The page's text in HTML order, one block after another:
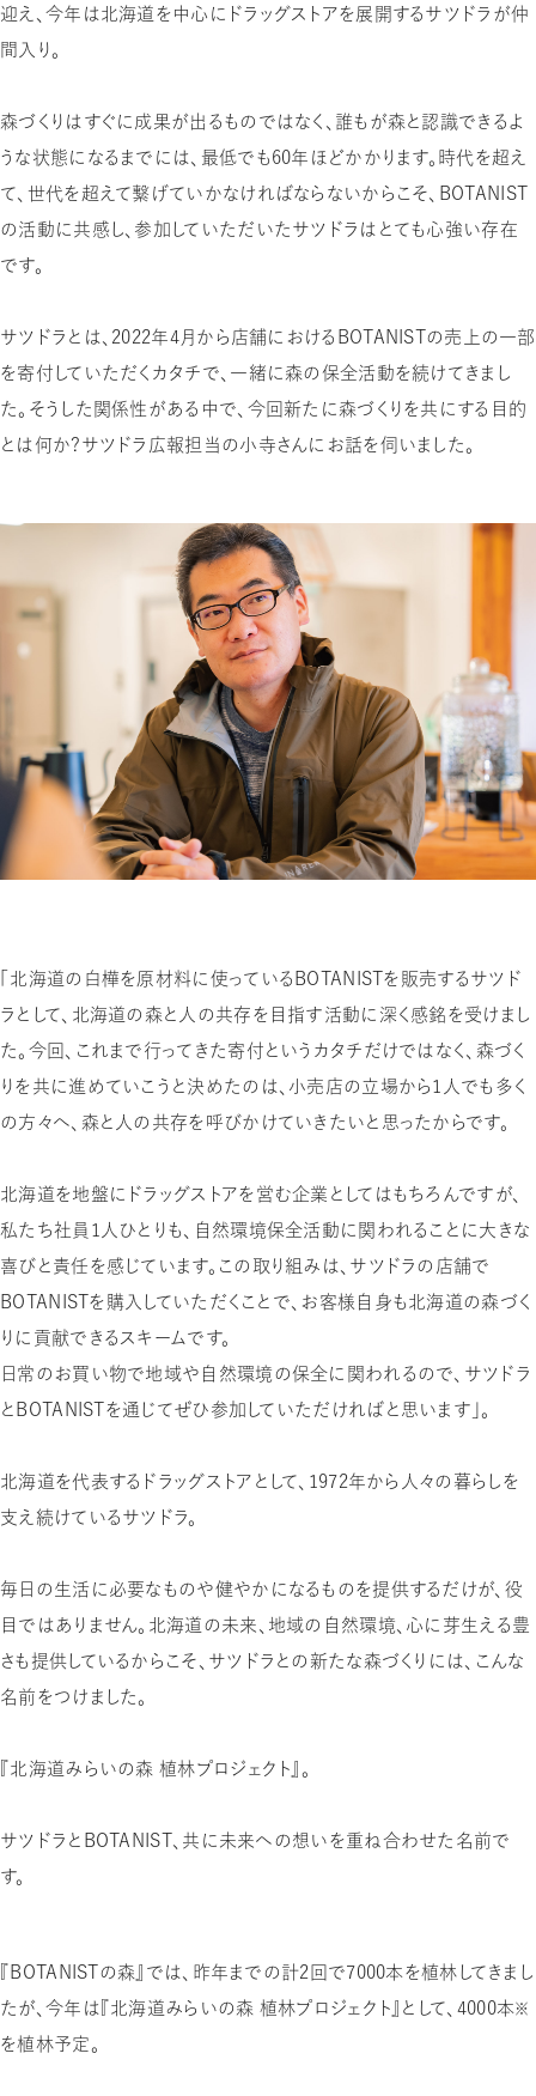
迎え、今年は北海道を中心にドラッグストアを展開するサツドラが仲
間入り。
森づくりはすぐに成果が出るものではなく、誰もが森と認識できるよ
うな状態になるまでには、最低でも60年ほどかかります。時代を超え
て、世代を超えて繋げていかなければならないからこそ、BOTANIST
の活動に共感し、参加していただいたサツドラはとても心強い存在
です。
サツドラとは、2022年4月から店舗におけるBOTANISTの売上の一部
を寄付していただくカタチで、一緒に森の保全活動を続けてきまし
た。そうした関係性がある中で、今回新たに森づくりを共にする目的
とは何か？サツドラ広報担当の小寺さんにお話を伺いました。
「北海道の白樺を原材料に使っているBOTANISTを販売するサツド
ラとして、北海道の森と人の共存を目指す活動に深く感銘を受けまし
た。今回、これまで行ってきた寄付というカタチだけではなく、森づく
りを共に進めていこうと決めたのは、小売店の立場から1人でも多く
の方々へ、森と人の共存を呼びかけていきたいと思ったからです。
北海道を地盤にドラッグストアを営む企業としてはもちろんですが、
私たち社員1人ひとりも、自然環境保全活動に関われることに大きな
喜びと責任を感じています。この取り組みは、サツドラの店舗で
BOTANISTを購入していただくことで、お客様自身も北海道の森づく
りに貢献できるスキームです。
日常のお買い物で地域や自然環境の保全に関われるので、サツドラ
とBOTANISTを通じてぜひ参加していただければと思います」。
北海道を代表するドラッグストアとして、1972年から人々の暮らしを
支え続けているサツドラ。
毎日の生活に必要なものや健やかになるものを提供するだけが、役
目ではありません。北海道の未来、地域の自然環境、心に芽生える豊
さも提供しているからこそ、サツドラとの新たな森づくりには、こんな
名前をつけました。
『北海道みらいの森 植林プロジェクト』。
サツドラとBOTANIST、共に未来への想いを重ね合わせた名前で
す。
『BOTANISTの森』では、昨年までの計2回で7000本を植林してきまし
たが、今年は『北海道みらいの森 植林プロジェクト』として、4000本※
を植林予定。